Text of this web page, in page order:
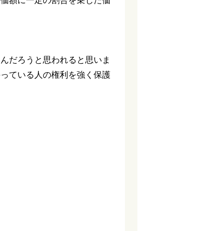
だろうと思われると思いま
ている人の権利を強く保護